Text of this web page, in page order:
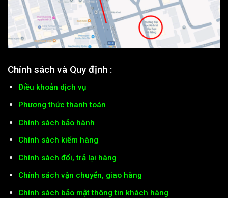
Chính sách và Quy định :
Điều khoản dịch vụ
Phương thức thanh toán
Chính sách bảo hành
Chính sách kiểm hàng
Chính sách đổi, trả lại hàng
Chính sách vận chuyển, giao hàng
Chính sách bảo mật thông tin khách hàng